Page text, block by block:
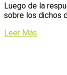
Luego de la
sobre los dichos
Leer Más